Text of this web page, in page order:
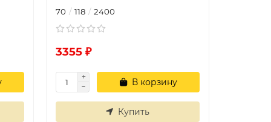
70 118 2400
3355 ₽
В корзину
Купить